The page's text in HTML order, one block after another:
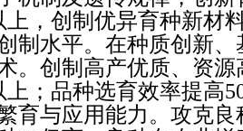
上，创制优异育种新材
制水平。在种质创新
。创制高产优质、资
上；品种选育效率提高
育与应用能力。攻克